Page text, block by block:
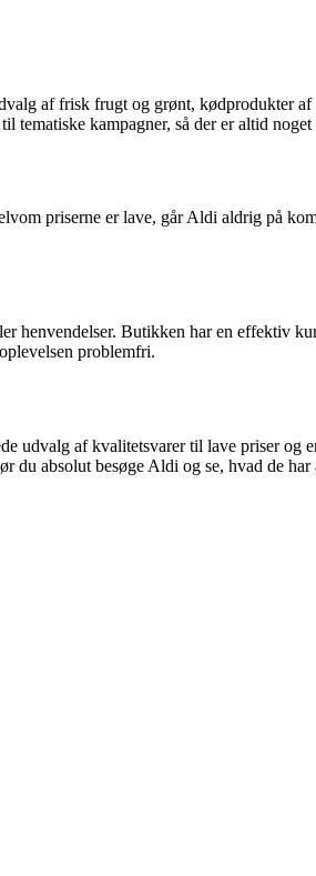
af frisk frugt og grønt, kødprodukter
tematiske kampagner, så der er altid noget
priserne er lave, går Aldi aldrig på
Butikken har en effektiv
problemfri.
udvalg af kvalitetsvarer til lave priser og
du absolut besøge Aldi og se, hvad de har